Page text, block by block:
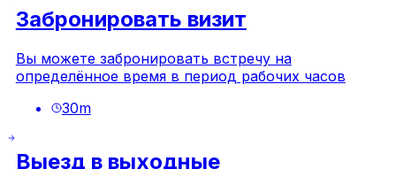
Забронировать визит
Вы можете забронировать встречу на
определённое время в период рабочих часов
30m
Выезд в выходные